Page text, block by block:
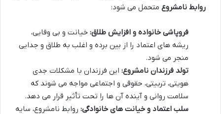
روابط نامشروع متحمل می شود:
فروپاشی خانواده و افزایش طلاق: خیانت و بی وفایی،
ریشه های اعتماد را از بین برده و اغلب به طلاق و جدایی
منجر می شود.
تولد فرزندان نامشروع: این فرزندان با مشکلات جدی
هویتی، تربیتی، حقوقی و اجتماعی مواجه می شوند که
سلامت روانی و آینده آن ها را تحت تأثیر قرار می دهد.
سلب اعتماد و خیانت های خانوادگی: روابط نامشروع، سایه